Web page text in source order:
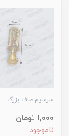
سرسیم صاف بزرگ
1,000 تومان
ناموجود